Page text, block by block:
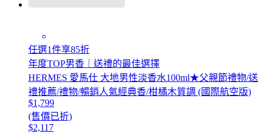
任選1件享85折
年度TOP男香｜送禮的最佳選擇
HERMES 愛馬仕 大地男性淡香水100ml★父親節禮物/送
禮推薦/禮物/暢銷人氣經典香/柑橘木質調 (國際航空版)
$1,799
(售價已折)
$2,117